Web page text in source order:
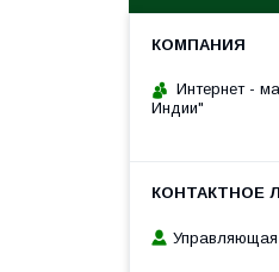
Интернет -
Индии"